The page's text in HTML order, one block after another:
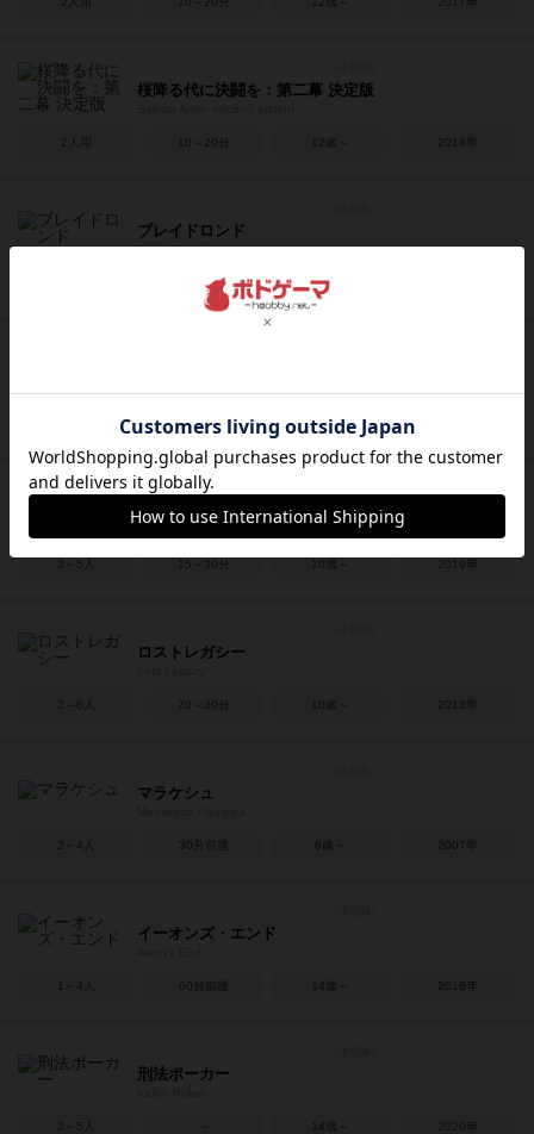
桜降る代に決闘を：第二幕 決定版
2人用 10～20分 12歳～ 2016年
ブレイドロンド
Blade Rondo
10～20分 8歳～
15分前後 7歳～
オリフラム
3～5人 15～30分 10歳～ 2019年
ロストレガシー
2～6人 20～30分 10歳～ 2013年
マラケシュ
2～4人 30分前後 6歳～ 2007年
イーオンズ・エンド
1～4人 60分前後 14歳～ 2016年
刑法ポーカー
2～5人 14歳～ 2020年